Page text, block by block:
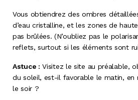
Vous obtiendrez des ombres
d’eau cristalline, et les zones de
pas brûlées. (N’oubliez pas le
reflets, surtout si les éléments sont
Astuce : Visitez le site au préalable,
du soleil, est-il favorable le matin, en
le soir ?